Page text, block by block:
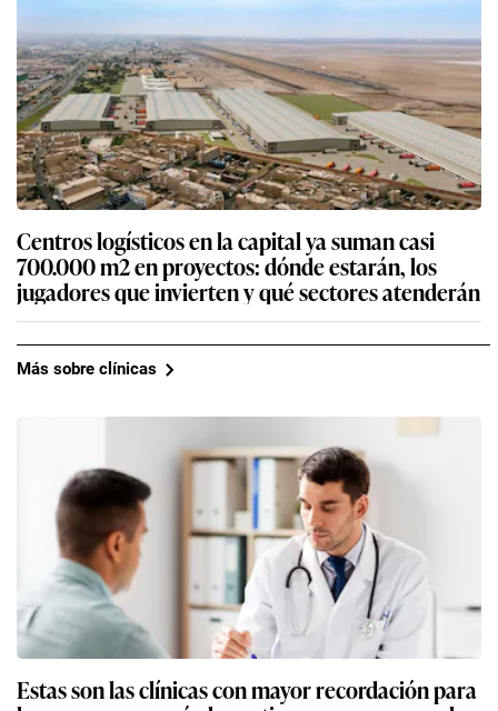
Centros logísticos en la capital ya suman casi
700.000 m2 en proyectos: dónde estarán, los
jugadores que invierten y qué sectores atenderán
Más sobre clínicas
Estas son las clínicas con mayor recordación para